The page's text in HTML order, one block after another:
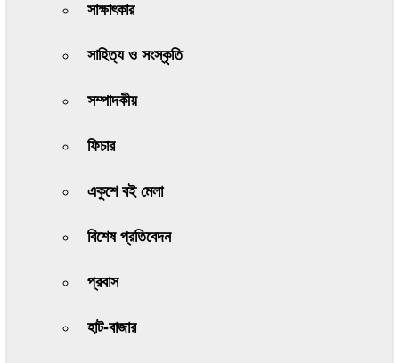
সাক্ষাৎকার
সাহিত্য ও সংস্কৃতি
সম্পাদকীয়
ফিচার
একুশে বই মেলা
বিশেষ প্রতিবেদন
প্রবাস
হাট-বাজার